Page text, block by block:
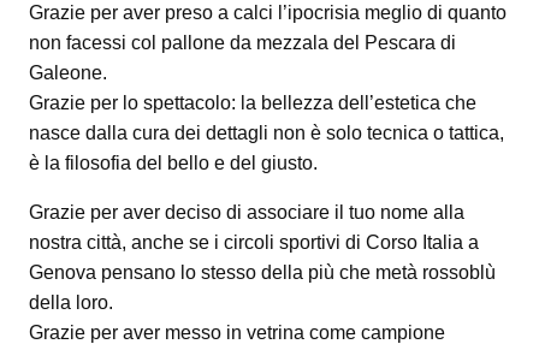
Grazie per aver preso a calci l’ipocrisia meglio di quanto
non facessi col pallone da mezzala del Pescara di
Galeone.
Grazie per lo spettacolo: la bellezza dell’estetica che
nasce dalla cura dei dettagli non è solo tecnica o tattica,
è la filosofia del bello e del giusto.
Grazie per aver deciso di associare il tuo nome alla
nostra città, anche se i circoli sportivi di Corso Italia a
Genova pensano lo stesso della più che metà rossoblù
della loro.
Grazie per aver messo in vetrina come campione